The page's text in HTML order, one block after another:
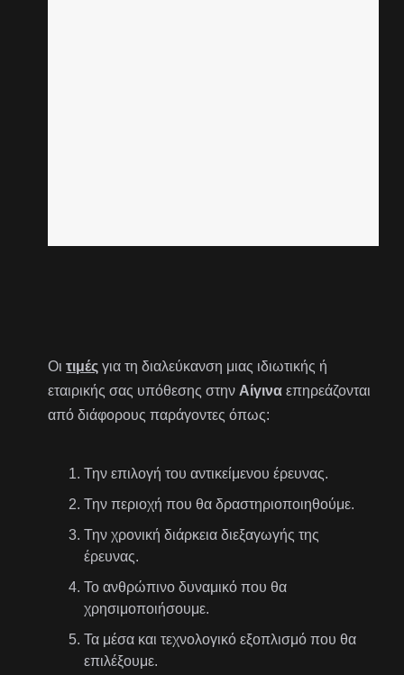
Οιτιμές για τη διαλεύκανση μιας ιδιωτικής ή
εταιρικής σας υπόθεσης στην Αίγινα επηρεάζονται
από διάφορους παράγοντες όπως:
Την επιλογή του αντικείμενου έρευνας.
Την περιοχή που θα δραστηριοποιηθούμε.
Την χρονική διάρκεια διεξαγωγής της
έρευνας.
Το ανθρώπινο δυναμικό που θα
χρησιμοποιήσουμε.
Τα μέσα και τεχνολογικό εξοπλισμό που θα
επιλέξουμε.